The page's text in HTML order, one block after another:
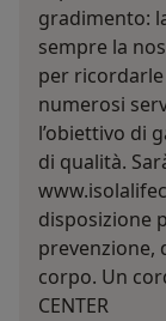
gradimento:
sempre la
per ricordarle
numerosi
l’obiettivo di
di qualità.
disposizione
prevenzione,
corpo. Un
CENTER